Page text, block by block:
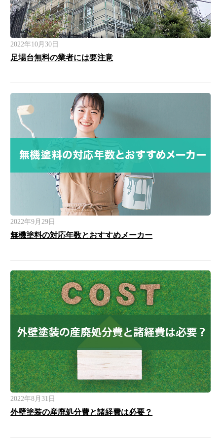
2022年10月30日
足場台無料の業者には要注意
2022年9月29日
無機塗料の対応年数とおすすめメーカー
2022年8月31日
外壁塗装の産廃処分費と諸経費は必要？